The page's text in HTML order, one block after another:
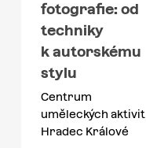
fotografie: od
techniky
k autorskému
stylu
Centrum
uměleckých aktivit
Hradec Králové